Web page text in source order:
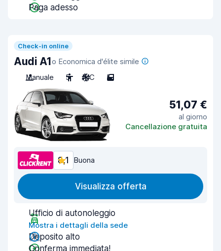
Paga adesso
Check-in online
Audi A1o Economica d'élite simile
Manuale
5 A/C 5
51,07 €
al giorno
Cancellazione gratuita
8,1 Buona
Visualizza offerta
Ufficio di autonoleggio
Mostra i dettagli della sede
Deposito alto
Conferma immediata!